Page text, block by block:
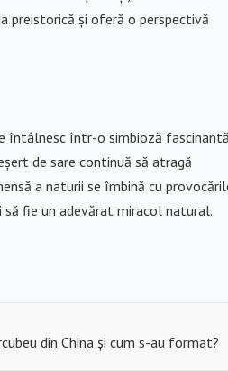
preistorică și oferă o perspectivă
întâlnesc într-o simbioză
de sare continuă să atragă
a naturii se îmbină cu
să fie un adevărat miracol natural.
din China și cum s-au format?